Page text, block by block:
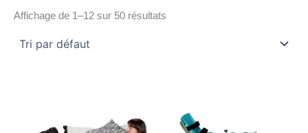
Affichage de 1–12 sur 50 résultats